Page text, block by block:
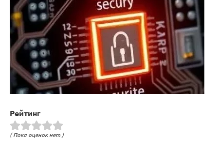
Рейтинг
( Пока оценок нет )